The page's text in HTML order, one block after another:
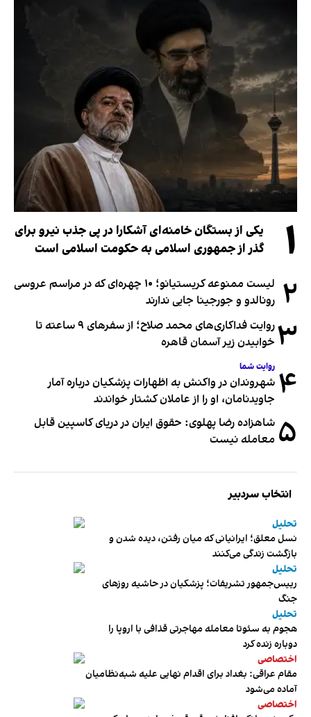
۱
یکی از بستگان خامنه‌ای آشکارا در پی جذب نیرو برای
گذر از جمهوری اسلامی به حکومت اسلامی است
۲
لیست ممنوعه کریستیانو؛ ۱۰ چهره‌ای که در مراسم عروسی
رونالدو و جورجینا جایی ندارند
۳
روایت فداکاری‌های محمد صلاح؛ از سفرهای ۹ ساعته تا
خوابیدن زیر آسمان قاهره
۴ روایت شما
شهروندان در واکنش به اظهارات پزشکیان درباره آمار
جاویدنامان، او را از عاملان کشتار خواندند
۵ شاهزاده رضا پهلوی: حقوق ایران در دریای کاسپین قابل
معامله نیست
انتخاب سردبیر
تحلیل
نسل معلق؛ ایرانیانی که میان رفتن، دیده شدن و
بازگشت زندگی می‌کنند
تحلیل
رییس‌جمهور تشریفات؛ پزشکیان در حاشیه روزهای
جنگ
تحلیل
هجوم به سئوتا معامله مهاجرتی قذافی با اروپا را
دوباره زنده کرد
اختصاصی
مقام عراقی: بغداد برای اقدام نهایی علیه شبه‌نظامیان
آماده می‌شود
اختصاصی